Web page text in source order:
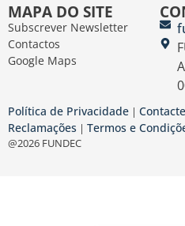
MAPA DO SITE
Subscrever Newsletter
Contactos
Google Maps
Política de Privacidade |
Reclamações | Termos e
@2026 FUNDEC